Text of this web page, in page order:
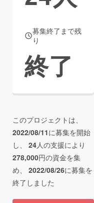
募集終了まで残
り
終了
このプロジェクトは、
2022/08/11に募集を開始
し、 24人の支援により
278,000円の資金を集
め、 2022/08/26に募集を
終了しました